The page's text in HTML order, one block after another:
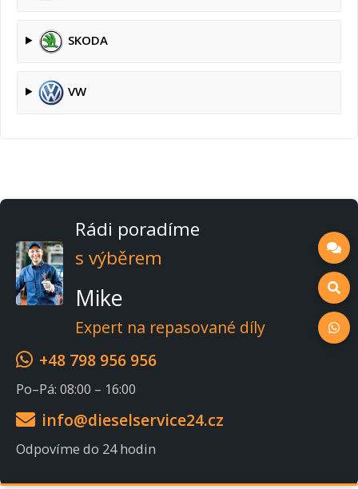
SKODA
VW
Rádi poradíme
s výběrem
Mike
Expert na repasované díly
+48 798 956 956
Po–Pá: 08:00 – 16:00
info@dieselservice24.cz
Odpovíme do 24 hodin